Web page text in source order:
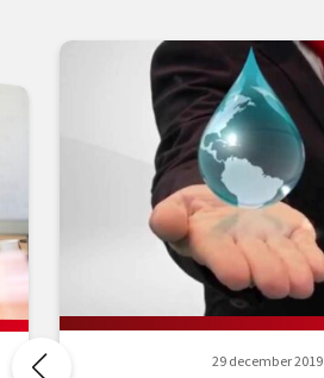
29 december 2019